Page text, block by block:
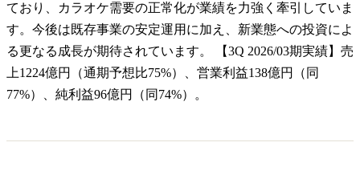
ており、カラオケ需要の正常化が業績を力強く牽引していま
す。今後は既存事業の安定運用に加え、新業態への投資によ
る更なる成長が期待されています。 【3Q 2026/03期実績】売
上1224億円（通期予想比75%）、営業利益138億円（同
77%）、純利益96億円（同74%）。